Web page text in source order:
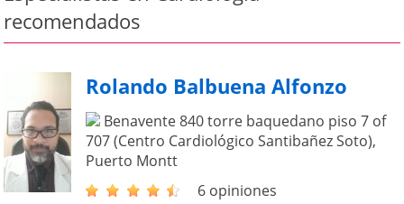
recomendados
Rolando Balbuena Alfonzo
Benavente 840 torre baquedano piso 7 of
707 (Centro Cardiológico Santibañez Soto),
Puerto Montt
6 opiniones